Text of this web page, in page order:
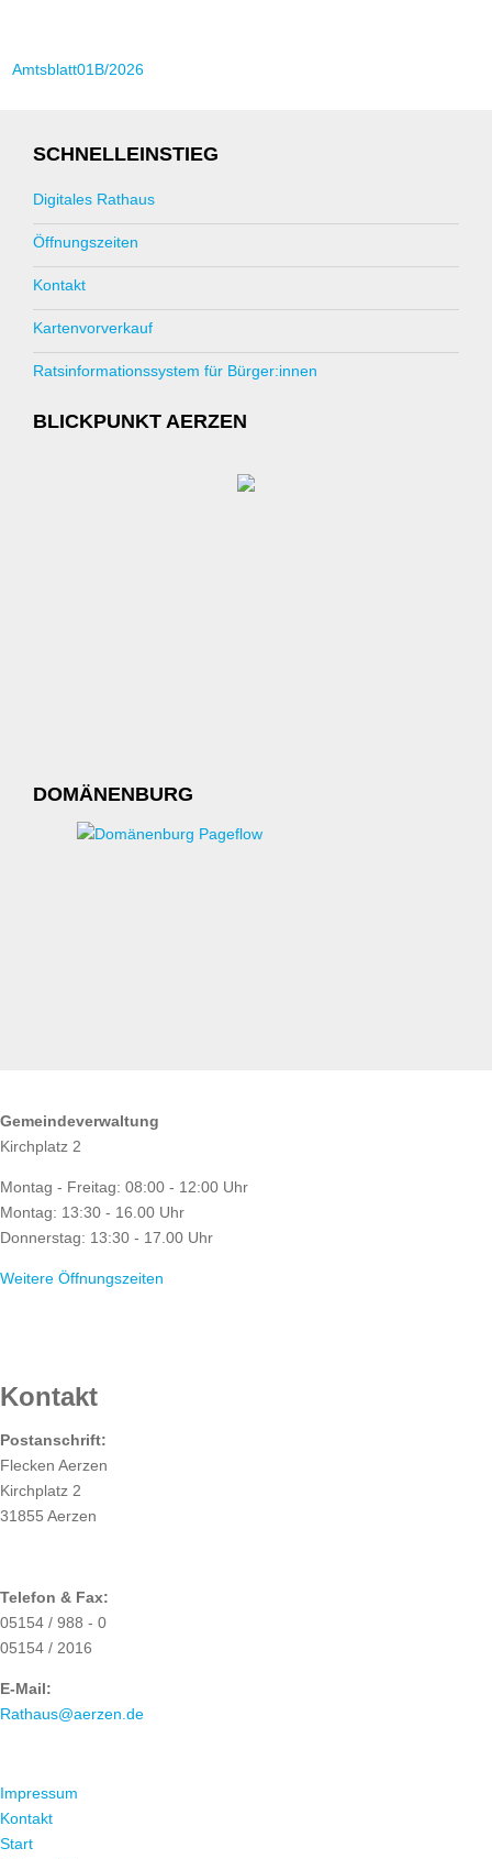
Amtsblatt01B/2026
SCHNELLEINSTIEG
Digitales Rathaus
Öffnungszeiten
Kontakt
Kartenvorverkauf
Ratsinformationssystem für Bürger:innen
BLICKPUNKT AERZEN
DOMÄNENBURG
Gemeindeverwaltung
Kirchplatz 2
Montag - Freitag: 08:00 - 12:00 Uhr
Montag: 13:30 - 16.00 Uhr
Donnerstag: 13:30 - 17.00 Uhr
Weitere Öffnungszeiten
Kontakt
Postanschrift:
Flecken Aerzen
Kirchplatz 2
31855 Aerzen
Telefon & Fax:
05154 / 988 - 0
05154 / 2016
E-Mail:
Rathaus@aerzen.de
Impressum
Kontakt
Start